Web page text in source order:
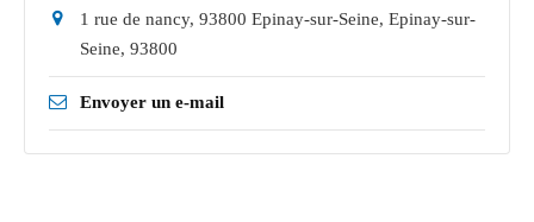
1 rue de nancy, 93800 Epinay-sur-Seine, Epinay-sur-
Seine, 93800
Envoyer un e-mail